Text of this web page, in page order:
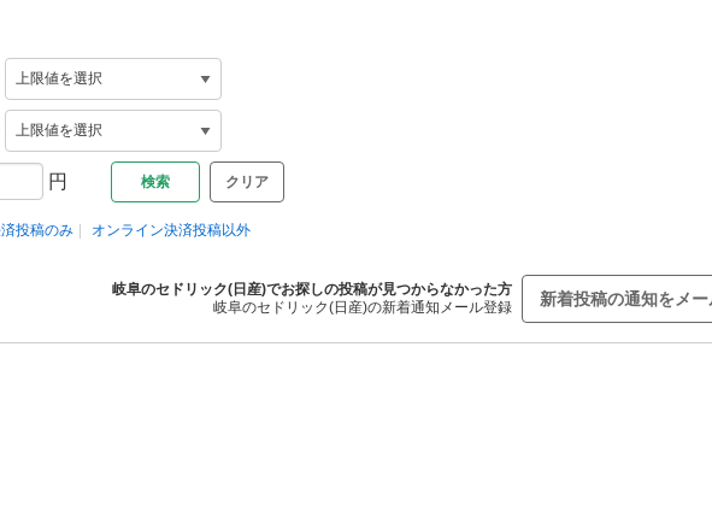
円 クリア
投稿のみ オンライン決済投稿以外
岐阜のセドリック(日産)でお探しの投稿が見つからなかった方
岐阜のセドリック(日産)の新着通知メール登録
新着投稿の通知をメ